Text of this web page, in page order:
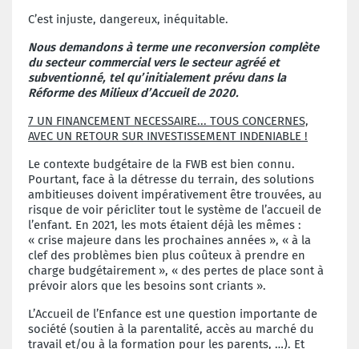
C’est injuste, dangereux, inéquitable.
Nous demandons à terme une reconversion complète
du secteur commercial vers le secteur agréé et
subventionné, tel qu’initialement prévu dans la
Réforme des Milieux d’Accueil de 2020.
7 UN FINANCEMENT NECESSAIRE... TOUS CONCERNES,
AVEC UN RETOUR SUR INVESTISSEMENT INDENIABLE !
Le contexte budgétaire de la FWB est bien connu.
Pourtant, face à la détresse du terrain, des solutions
ambitieuses doivent impérativement être trouvées, au
risque de voir péricliter tout le système de l’accueil de
l’enfant. En 2021, les mots étaient déjà les mêmes :
« crise majeure dans les prochaines années », « à la
clef des problèmes bien plus coûteux à prendre en
charge budgétairement », « des pertes de place sont à
prévoir alors que les besoins sont criants ».
L’Accueil de l’Enfance est une question importante de
société (soutien à la parentalité, accès au marché du
travail et/ou à la formation pour les parents, …). Et